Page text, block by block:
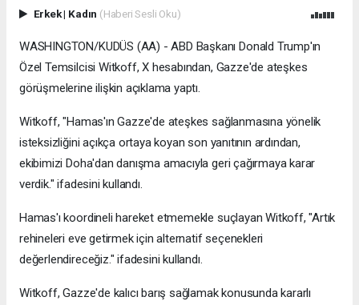
Erkek| Kadın (Haberi Sesli Oku)
WASHINGTON/KUDÜS (AA) - ABD Başkanı Donald Trump'ın
Özel Temsilcisi Witkoff, X hesabından, Gazze'de ateşkes
görüşmelerine ilişkin açıklama yaptı.
Witkoff, "Hamas'ın Gazze'de ateşkes sağlanmasına yönelik
isteksizliğini açıkça ortaya koyan son yanıtının ardından,
ekibimizi Doha'dan danışma amacıyla geri çağırmaya karar
verdik." ifadesini kullandı.
Hamas'ı koordineli hareket etmemekle suçlayan Witkoff, "Artık
rehineleri eve getirmek için alternatif seçenekleri
değerlendireceğiz." ifadesini kullandı.
Witkoff, Gazze'de kalıcı barış sağlamak konusunda kararlı